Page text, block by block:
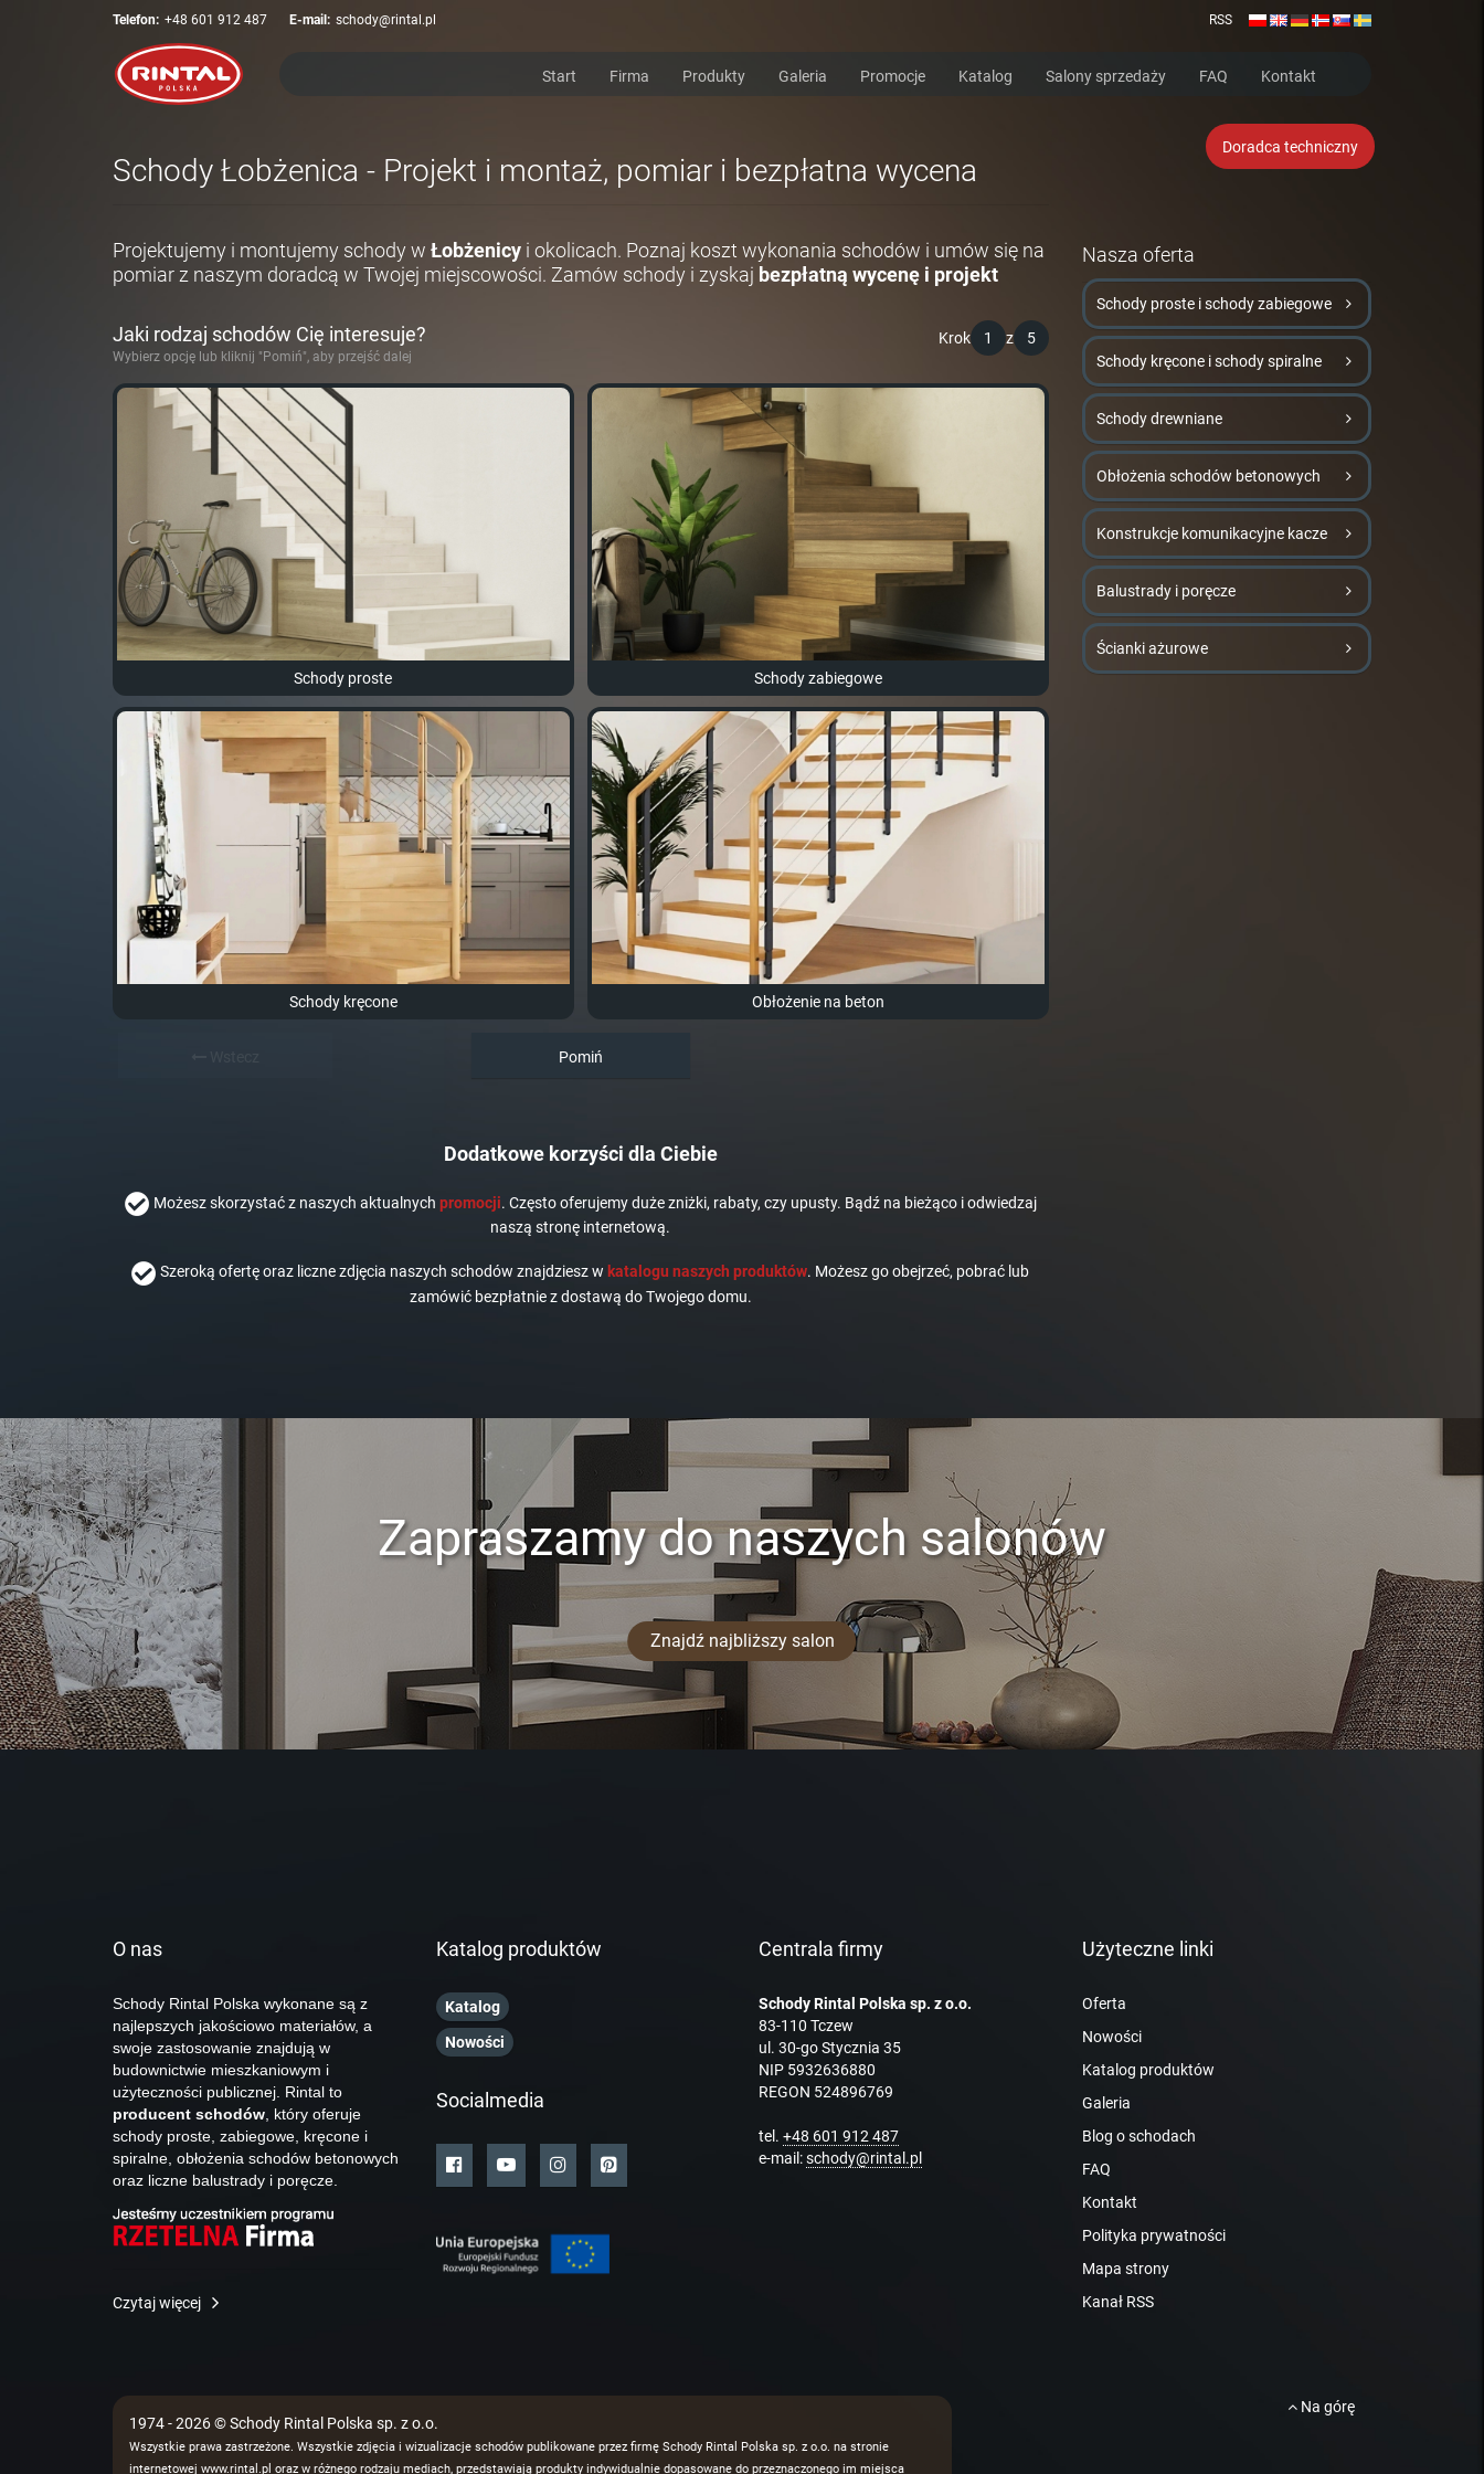
Telefon: +48 601 912 487 E-mail: schody@rintal.pl RSS
Start Firma Produkty Galeria Promocje Katalog Salony sprzedaży FAQ Kontakt
Doradca techniczny
Schody Łobżenica - Projekt i montaż, pomiar i bezpłatna wycena
Projektujemy i montujemy schody w Łobżenicy i okolicach. Poznaj koszt wykonania schodów i umów się na
pomiar z naszym doradcą w Twojej miejscowości. Zamów schody i zyskaj bezpłatną wycenę i projekt
Krok 1 z 5
Jaki rodzaj schodów Cię interesuje?
Wybierz opcję lub kliknij "Pomiń", aby przejść dalej
Schody proste Schody zabiegowe
Schody kręcone Obłożenie na beton
Pomiń
Dodatkowe korzyści dla Ciebie
Możesz skorzystać z naszych aktualnych promocji. Często oferujemy duże zniżki, rabaty, czy upusty. Bądź na bieżąco i odwiedzaj
naszą stronę internetową.
Szeroką ofertę oraz liczne zdjęcia naszych schodów znajdziesz w katalogu naszych produktów. Możesz go obejrzeć, pobrać lub
zamówić bezpłatnie z dostawą do Twojego domu.
Nasza oferta
Schody proste i schody zabiegowe
Schody kręcone i schody spiralne
Schody drewniane
Obłożenia schodów betonowych
Konstrukcje komunikacyjne kacze
Balustrady i poręcze
Ścianki ażurowe
Zapraszamy do naszych salonów
Znajdź najbliższy salon
O nas
Schody Rintal Polska wykonane są z
najlepszych jakościowo materiałów, a
swoje zastosowanie znajdują w
budownictwie mieszkaniowym i
użyteczności publicznej. Rintal to
producent schodów , który oferuje
schody proste, zabiegowe, kręcone i
spiralne, obłożenia schodów betonowych
oraz liczne balustrady i poręcze.
Czytaj więcej
Katalog produktów
Katalog
Nowości
Socialmedia
Centrala firmy
Schody Rintal Polska sp. z o.o.
83-110 Tczew
ul. 30-go Stycznia 35
NIP 5932636880
REGON 524896769
tel. +48 601 912 487
e-mail:schody@rintal.pl
Użyteczne linki
Oferta
Nowości
Katalog produktów
Galeria
Blog o schodach
FAQ
Kontakt
Polityka prywatności
Mapa strony
Kanał RSS
1974 - 2026 © Schody Rintal Polska sp. z o.o.
Wszystkie prawa zastrzeżone. Wszystkie zdjęcia i wizualizacje schodów publikowane przez firmę Schody Rintal Polska sp. z o.o. na stronie
internetowej www.rintal.pl oraz w różnego rodzaju mediach, przedstawiają produkty indywidualnie dopasowane do przeznaczonego im miejsca
Na górę